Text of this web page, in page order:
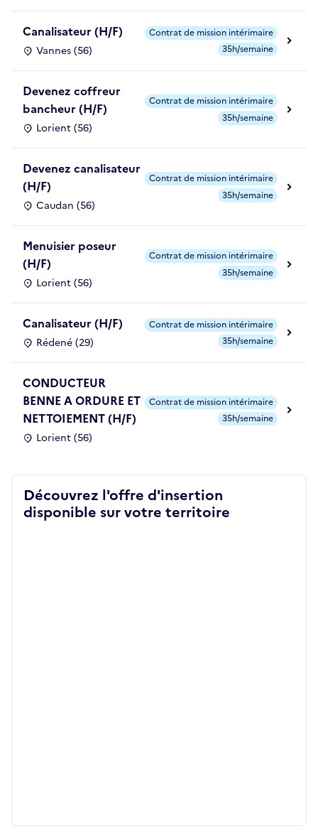
Canalisateur (H/F)
Vannes (56)
Contrat de mission intérimaire
35h/semaine
Devenez coffreur
bancheur (H/F)
Lorient (56)
Contrat de mission intérimaire
35h/semaine
Devenez canalisateur
(H/F)
Caudan (56)
Contrat de mission intérimaire
35h/semaine
Menuisier poseur
(H/F)
Lorient (56)
Contrat de mission intérimaire
35h/semaine
Canalisateur (H/F)
Rédené (29)
Contrat de mission intérimaire
35h/semaine
CONDUCTEUR
BENNE A ORDURE ET
NETTOIEMENT (H/F)
Lorient (56)
Contrat de mission intérimaire
35h/semaine
Découvrez l'offre d'insertion
disponible sur votre territoire